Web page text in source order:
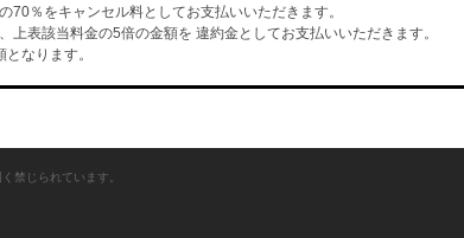
％をキャンセル料としてお支払いいただきます。
表該当料金の5倍の金額を 違約金としてお支払いいただきます。
なります。
禁じられています。